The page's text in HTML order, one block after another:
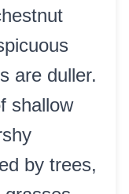
are duller.
shallow
by trees,